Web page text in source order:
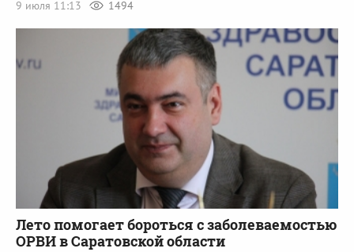
9 июля 11:13
1494
Лето помогает бороться с заболеваемостью
ОРВИ в Саратовской области